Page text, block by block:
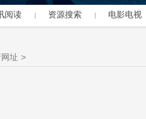
阅读 资源搜索 电影电视
址 >